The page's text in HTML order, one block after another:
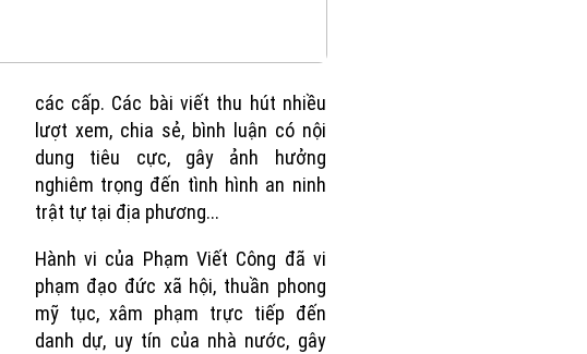
các cấp. Các bài viết thu hút nhiều
lượt xem, chia sẻ, bình luận có nội
dung tiêu cực, gây ảnh hưởng
nghiêm trọng đến tình hình an ninh
trật tự tại địa phương...
Hành vi của Phạm Viết Công đã vi
phạm đạo đức xã hội, thuần phong
mỹ tục, xâm phạm trực tiếp đến
danh dự, uy tín của nhà nước, gây